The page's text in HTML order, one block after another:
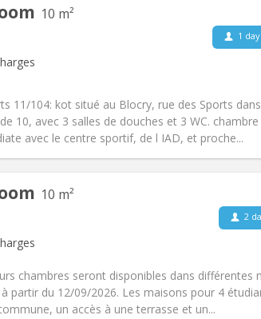
10 m²
1
11/104: kot situé au Blocry, rue des Sports
10, avec 3 salles de douches et 3 WC.
avec le centre sportif, de l IAD, et proche...
bathroom
2
Other
Atmosphere:
10 m²
2
chambres seront disponibles dans différentes
partir du 12/09/2026. Les maisons pour 4
un accès à une terrasse et un...
bathroom
2
Other
Atmosphere: